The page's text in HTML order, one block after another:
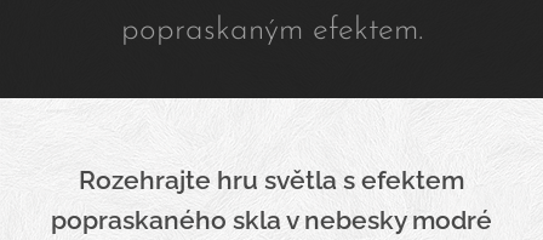
popraskaným efektem.
Rozehrajte hru světla s efektem
popraskaného skla v nebesky modré